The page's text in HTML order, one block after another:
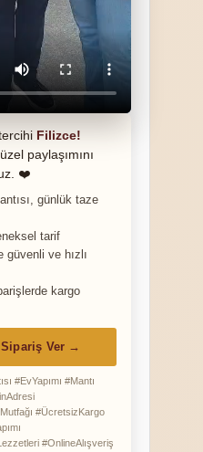
Filizce!
paylaşımını
❤️
günlük taze
tarif
güvenli ve hızlı
kargo
Ver →
#EvYapımı #Mantı
#ÜcretsizKargo
#OnlineAlışveriş